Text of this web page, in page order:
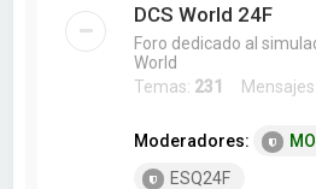
DCS World 24F
Foro dedicado al
World
Temas: 231 Mensajes:
Moderadores:
ESQ24F